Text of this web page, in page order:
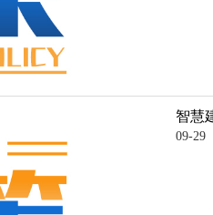
智慧
09-29